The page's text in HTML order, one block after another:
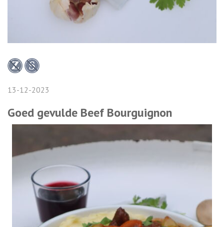
13-12-2023
Goed gevulde Beef Bourguignon